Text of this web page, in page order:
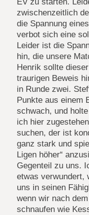
EV zu starten.
zwischenzeitlich
die Spannung
verbot sich eine
Leider ist die
hin, die unsere
Henrik sollte
traurigen Beweis
in Runde zwei.
Punkte aus einem
schwach, und
ich hier
suchen, der ist
ganz stark und
Ligen höher“
Gegenteil zu uns.
etwas verwundert,
uns in seinen
wenn wir nach
schnaufen wie